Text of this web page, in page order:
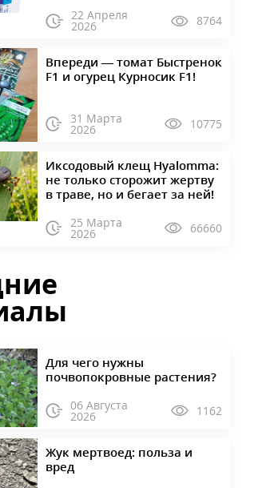
22 Апреля
2026 8764
Впереди — томат Быстренок
F1 и огурец Курносик F1!
31 Марта
2026 10775
Иксодовый клещ Hyalomma:
не только сторожит жертву
в траве, но и бегает за ней!
25 Марта
2026 66660
Для чего нужны
почвопокровные растения?
06 Августа
2026 1162
Жук мертвоед: польза и
вред